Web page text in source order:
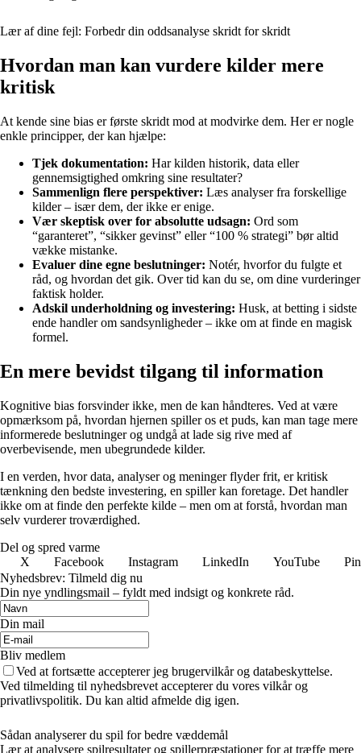
Lær af dine fejl: Forbedr din oddsanalyse skridt for skridt
Hvordan man kan vurdere kilder mere
kritisk
At kende sine bias er første skridt mod at modvirke dem. Her er nogle
enkle principper, der kan hjælpe:
Tjek dokumentation: Har kilden historik, data eller
gennemsigtighed omkring sine resultater?
Sammenlign flere perspektiver: Læs analyser fra forskellige
kilder – især dem, der ikke er enige.
Vær skeptisk over for absolutte udsagn: Ord som
“garanteret”, “sikker gevinst” eller “100 % strategi” bør altid
vække mistanke.
Evaluer dine egne beslutninger: Notér, hvorfor du fulgte et
råd, og hvordan det gik. Over tid kan du se, om dine vurderinger
faktisk holder.
Adskil underholdning og investering: Husk, at betting i sidste
ende handler om sandsynligheder – ikke om at finde en magisk
formel.
En mere bevidst tilgang til information
Kognitive bias forsvinder ikke, men de kan håndteres. Ved at være
opmærksom på, hvordan hjernen spiller os et puds, kan man tage mere
informerede beslutninger og undgå at lade sig rive med af
overbevisende, men ubegrundede kilder.
I en verden, hvor data, analyser og meninger flyder frit, er kritisk
tænkning den bedste investering, en spiller kan foretage. Det handler
ikke om at finde den perfekte kilde – men om at forstå, hvordan man
selv vurderer troværdighed.
Del og spred varme
X
Facebook Instagram LinkedIn YouTube
Nyhedsbrev: Tilmeld dig nu
Din nye yndlingsmail – fyldt med indsigt og konkrete råd.
Din mail
Bliv medlem
Ved at fortsætte accepterer jeg brugervilkår og databeskyttelse.
Ved tilmelding til nyhedsbrevet accepterer du vores vilkår og
privatlivspolitik. Du kan altid afmelde dig igen.
Sådan analyserer du spil for bedre væddemål
Lær at analysere spilresultater og spillerpræstationer for at træffe mere